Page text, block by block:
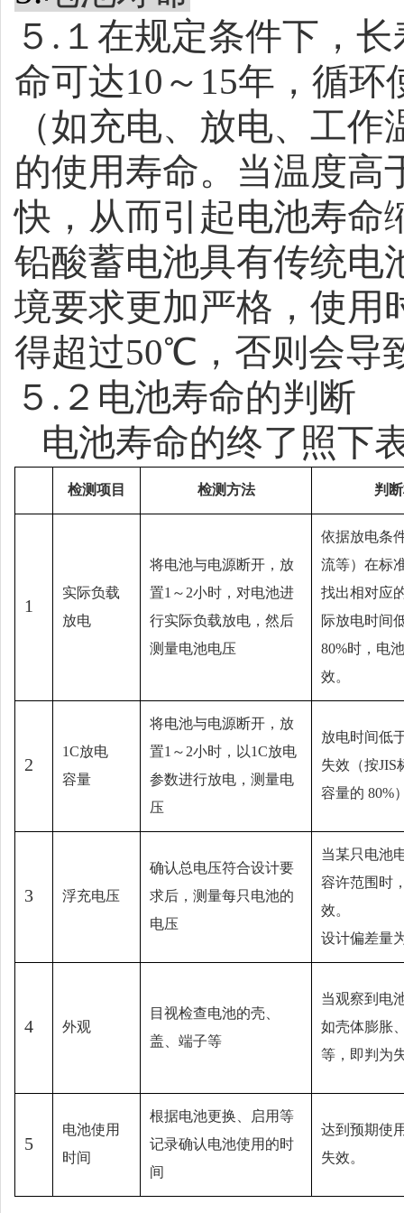
５ . １在规定条件下，
命可达10 ～ 15年，循环
（如充电、放电、工
的使用寿命。当温度高
快，从而引起电池寿命
铅酸蓄电池具有传统电
境要求更加严格，使用
得超过50℃ ，否则会
５ . ２电池寿命的判断
电池寿命的终了照下
检测项目 检测方法 判
1
实际负载
放电
将电池与电源断开，放
置1 ～ 2小时，对电池进
行实际负载放电，然后
测量电池电压
依据放电条
流等）在标
找出相对应
际放电时间
80%时，电
效。
2
1C放电
容量
将电池与电源断开，放
置1 ～ 2小时，以1C放电
参数进行放电，测量电
压
放电时间低
失效（按JIS
容量的 80%
3 浮充电压
确认总电压符合设计要
求后，测量每只电池的
电压
当某只电池
容许范围时
效。
设计偏差量
4 外观
目视检查电池的壳、
盖、端子等
当观察到电
如壳体膨胀
等，即判为
5
电池使用
时间
根据电池更换、启用等
记录确认电池使用的时
间
达到预期使
失效。